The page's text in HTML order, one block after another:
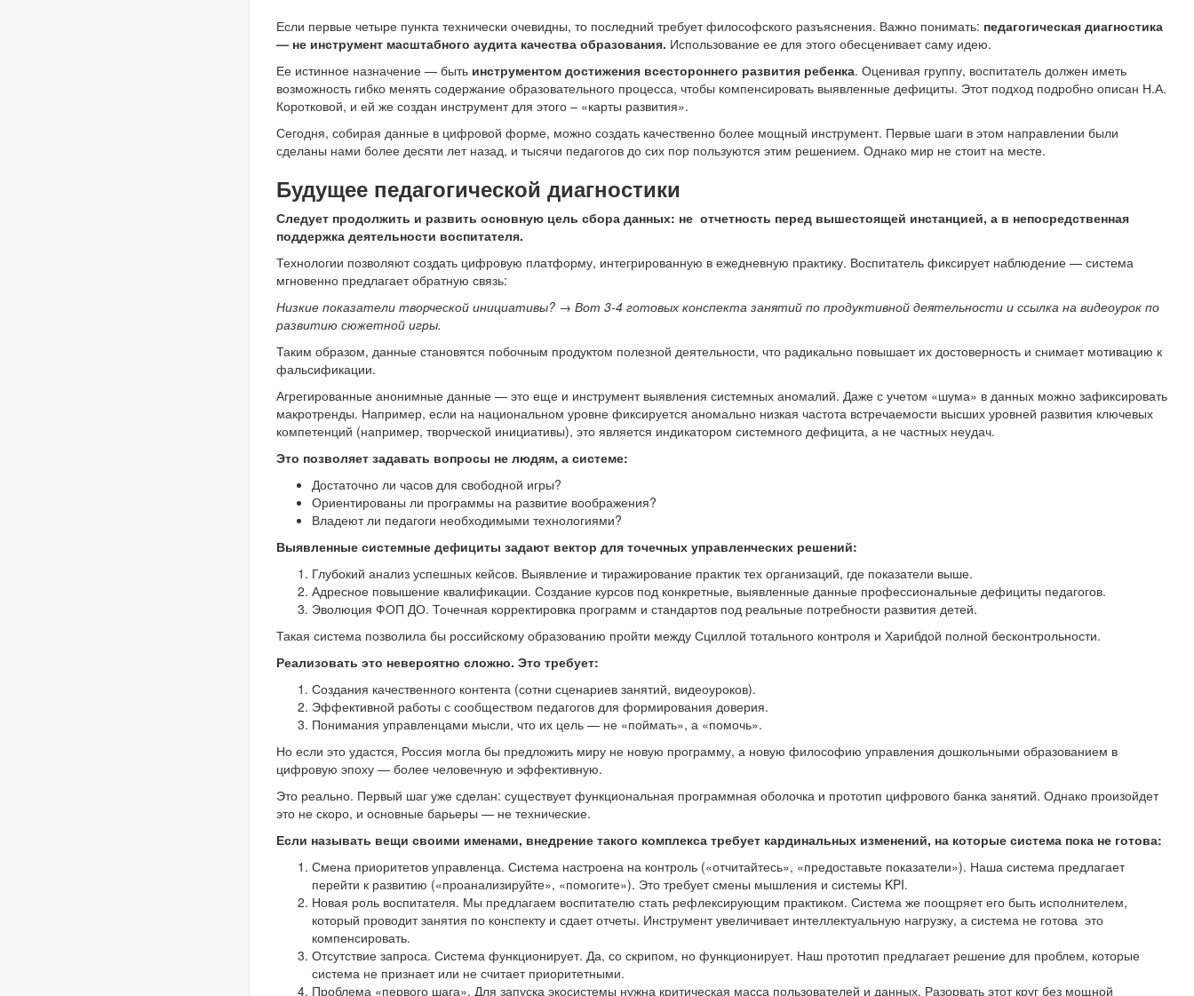
Если первые четыре пункта технически очевидны, то последний требует философского разъяснения. Важно понимать: педагогическая диагностика
— не инструмент масштабного аудита качества образования. Использование ее для этого обесценивает саму идею.
Ее истинное назначение — быть инструментом достижения всестороннего развития ребенка. Оценивая группу, воспитатель должен иметь
возможность гибко менять содержание образовательного процесса, чтобы компенсировать выявленные дефициты. Этот подход подробно описан Н.А.
Коротковой, и ей же создан инструмент для этого – «карты развития».
Сегодня, собирая данные в цифровой форме, можно создать качественно более мощный инструмент. Первые шаги в этом направлении были
сделаны нами более десяти лет назад, и тысячи педагогов до сих пор пользуются этим решением. Однако мир не стоит на месте.
Будущее педагогической диагностики
Следует продолжить и развить основную цель сбора данных: не отчетность перед вышестоящей инстанцией, а в непосредственная
поддержка деятельности воспитателя.
Технологии позволяют создать цифровую платформу, интегрированную в ежедневную практику. Воспитатель фиксирует наблюдение — система
мгновенно предлагает обратную связь:
Низкие показатели творческой инициативы? → Вот 3-4 готовых конспекта занятий по продуктивной деятельности и ссылка на видеоурок по
развитию сюжетной игры.
Таким образом, данные становятся побочным продуктом полезной деятельности, что радикально повышает их достоверность и снимает мотивацию к
фальсификации.
Агрегированные анонимные данные — это еще и инструмент выявления системных аномалий. Даже с учетом «шума» в данных можно зафиксировать
макротренды. Например, если на национальном уровне фиксируется аномально низкая частота встречаемости высших уровней развития ключевых
компетенций (например, творческой инициативы), это является индикатором системного дефицита, а не частных неудач.
Это позволяет задавать вопросы не людям, а системе:
Достаточно ли часов для свободной игры?
Ориентированы ли программы на развитие воображения?
Владеют ли педагоги необходимыми технологиями?
Выявленные системные дефициты задают вектор для точечных управленческих решений:
Глубокий анализ успешных кейсов. Выявление и тиражирование практик тех организаций, где показатели выше.
Адресное повышение квалификации. Создание курсов под конкретные, выявленные данные профессиональные дефициты педагогов.
Эволюция ФОП ДО. Точечная корректировка программ и стандартов под реальные потребности развития детей.
Такая система позволила бы российскому образованию пройти между Сциллой тотального контроля и Харибдой полной бесконтрольности.
Реализовать это невероятно сложно. Это требует:
Создания качественного контента (сотни сценариев занятий, видеоуроков).
Эффективной работы с сообществом педагогов для формирования доверия.
Понимания управленцами мысли, что их цель — не «поймать», а «помочь».
Но если это удастся, Россия могла бы предложить миру не новую программу, а новую философию управления дошкольными образованием в
цифровую эпоху — более человечную и эффективную.
Это реально. Первый шаг уже сделан: существует функциональная программная оболочка и прототип цифрового банка занятий. Однако произойдет
это не скоро, и основные барьеры — не технические.
Если называть вещи своими именами, внедрение такого комплекса требует кардинальных изменений, на которые система пока не готова:
Смена приоритетов управленца. Система настроена на контроль («отчитайтесь», «предоставьте показатели»). Наша система предлагает
перейти к развитию («проанализируйте», «помогите»). Это требует смены мышления и системы KPI.
Новая роль воспитателя. Мы предлагаем воспитателю стать рефлексирующим практиком. Система же поощряет его быть исполнителем,
который проводит занятия по конспекту и сдает отчеты. Инструмент увеличивает интеллектуальную нагрузку, а система не готова это
компенсировать.
Отсутствие запроса. Система функционирует. Да, со скрипом, но функционирует. Наш прототип предлагает решение для проблем, которые
система не признает или не считает приоритетными.
Проблема «первого шага». Для запуска экосистемы нужна критическая масса пользователей и данных. Разорвать этот круг без мощной